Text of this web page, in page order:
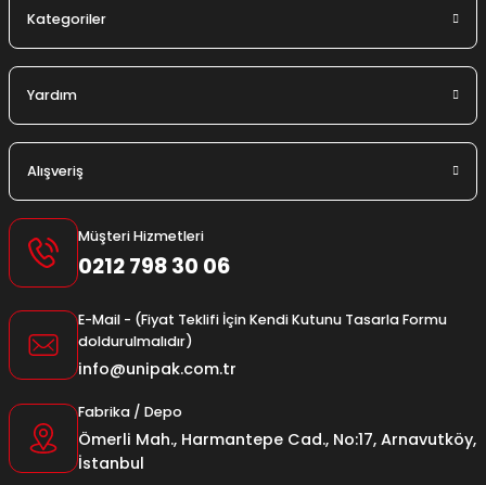
Kategoriler
Yardım
Alışveriş
Müşteri Hizmetleri
0212 798 30 06
E-Mail - (Fiyat Teklifi İçin Kendi Kutunu Tasarla Formu
doldurulmalıdır)
info@unipak.com.tr
Fabrika / Depo
Ömerli Mah., Harmantepe Cad., No:17, Arnavutköy,
İstanbul